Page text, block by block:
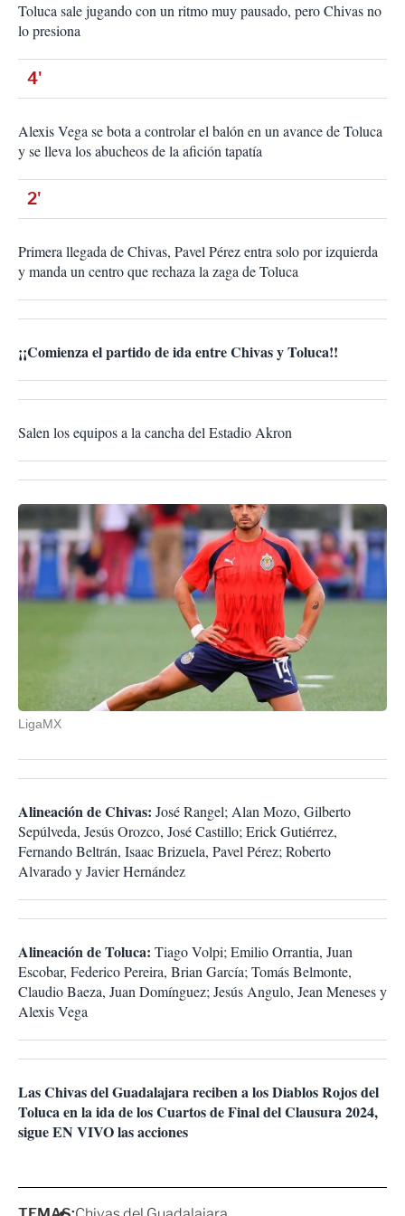
Toluca sale jugando con un ritmo muy pausado, pero Chivas no
lo presiona
4'
Alexis Vega se bota a controlar el balón en un avance de Toluca
y se lleva los abucheos de la afición tapatía
2'
Primera llegada de Chivas, Pavel Pérez entra solo por izquierda
y manda un centro que rechaza la zaga de Toluca
¡¡Comienza el partido de ida entre Chivas y Toluca!!
Salen los equipos a la cancha del Estadio Akron
LigaMX
Alineación de Chivas: José Rangel; Alan Mozo, Gilberto
Sepúlveda, Jesús Orozco, José Castillo; Erick Gutiérrez,
Fernando Beltrán, Isaac Brizuela, Pavel Pérez; Roberto
Alvarado y Javier Hernández
Alineación de Toluca: Tiago Volpi; Emilio Orrantia, Juan
Escobar, Federico Pereira, Brian García; Tomás Belmonte,
Claudio Baeza, Juan Domínguez; Jesús Angulo, Jean Meneses y
Alexis Vega
Las Chivas del Guadalajara reciben a los Diablos Rojos del
Toluca en la ida de los Cuartos de Final del Clausura 2024,
sigue EN VIVO las acciones